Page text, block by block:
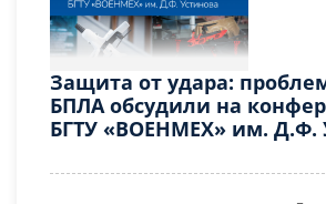
Защита от удара:
БПЛА обсудили на
БГТУ «ВОЕНМЕХ» им. Д.Ф.